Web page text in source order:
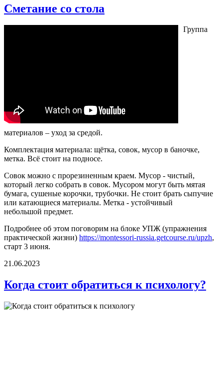
Сметание со стола
Группа
материалов – уход за средой.
Комплектация материала: щётка, совок, мусор в баночке,
метка. Всё стоит на подносе.
Совок можно с прорезиненным краем. Мусор - чистый,
который легко собрать в совок. Мусором могут быть мятая
бумага, сушеные корочки, трубочки. Не стоит брать сыпучие
или катающиеся материалы. Метка - устойчивый
небольшой предмет.
Подробнее об этом поговорим на блоке УПЖ (упражнения
практической жизни) https://montessori-russia.getcourse.ru/upzh,
старт 3 июня.
21.06.2023
Когда стоит обратиться к психологу?